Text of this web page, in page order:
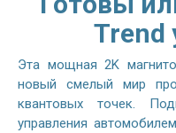
Trend
Эта мощная 2K
новый смелый мир
квантовых точек.
управления